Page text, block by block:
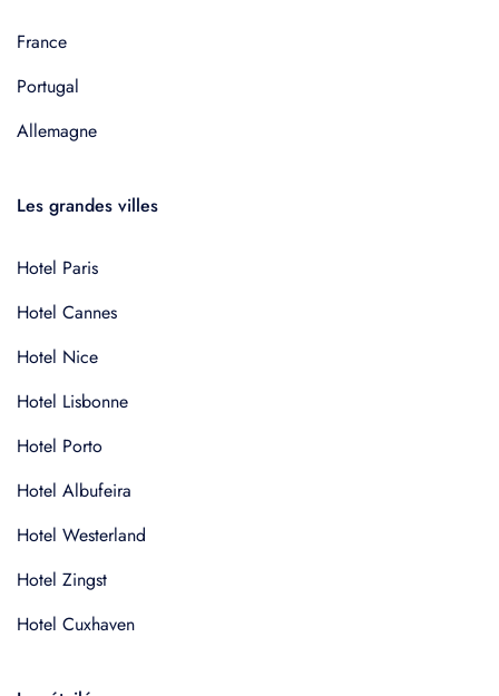
France
Portugal
Allemagne
Les grandes villes
Hotel Paris
Hotel Cannes
Hotel Nice
Hotel Lisbonne
Hotel Porto
Hotel Albufeira
Hotel Westerland
Hotel Zingst
Hotel Cuxhaven